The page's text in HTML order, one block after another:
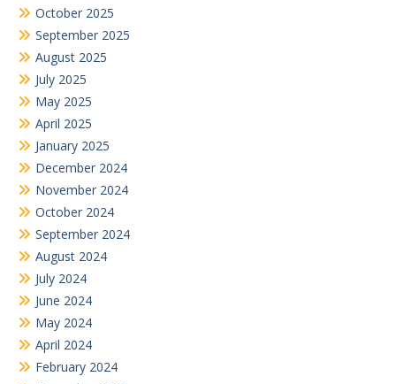
October 2025
September 2025
August 2025
July 2025
May 2025
April 2025
January 2025
December 2024
November 2024
October 2024
September 2024
August 2024
July 2024
June 2024
May 2024
April 2024
February 2024